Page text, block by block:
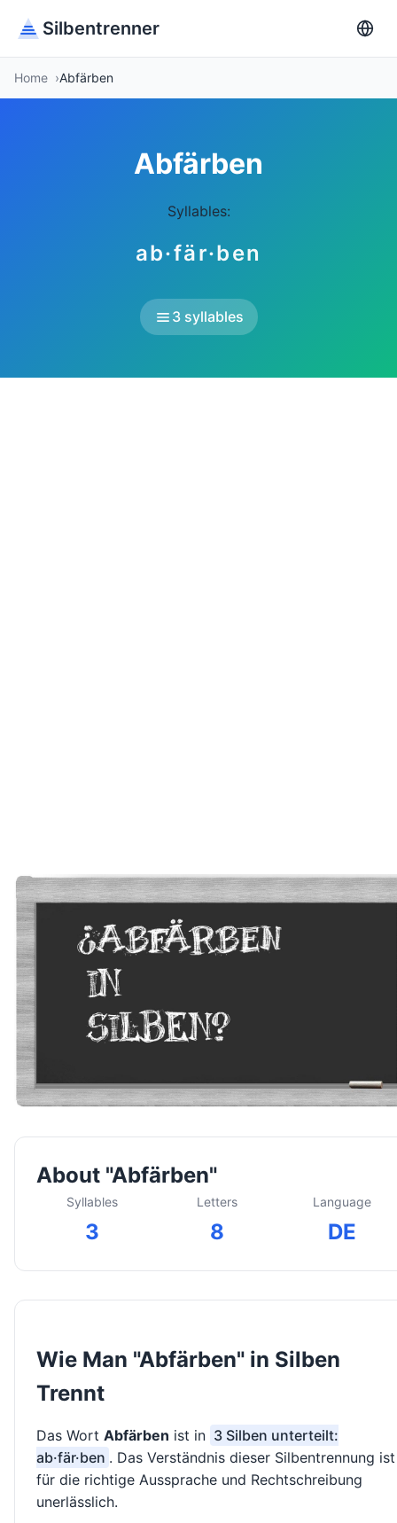
Silbentrenner
Home Abfärben
Abfärben
Syllables:
ab·fär·ben
3 syllables
About "Abfärben"
Syllables
3
Letters
8
Language
DE
Wie Man "Abfärben" in Silben
Trennt
Das Wort Abfärben ist in 3 Silben unterteilt:
ab·fär·ben . Das Verständnis dieser Silbentrennung ist
für die richtige Aussprache und Rechtschreibung
unerlässlich.